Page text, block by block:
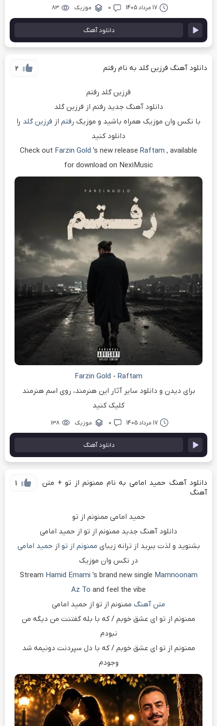
17 مرداد 1405 ۰ موزیک ۸۳
دانلود آهنگ
2 دانلود آهنگ فرزین گلد به نام رفتم
فرزین گلد رفتم
دانلود آهنگ جدید رفتم از فرزین گلد
با نکس وان موزیک همراه باشید و موزیک رفتم از فرزین گلد را
دانلود کنید
Check out Farzin Gold ’s new release Raftam , available
for download on Nex1Music
Farzin Gold - Raftam
برای دیدن و دانلود سایر آثار این هنرمند، روی اسم هنرمند
کلیک کنید
17 مرداد 1405 ۰ موزیک ۱۳۸
دانلود آهنگ
1
دانلود آهنگ حمید امامی به نام ممنونم از تو + متن
آهنگ
حمید امامی ممنونم از تو
دانلود آهنگ جدید ممنونم از تو از حمید امامی
بشنوید و لذت ببرید از ترانه زیبای ممنونم از تو از حمید امامی
در نکس وان موزیک
Stream Hamid Emami ’s brand new single Mamnoonam
Az To and feel the vibe
متن آهنگ ممنونم از تو از حمید امامی
ممنونم از تو ای عشق خوبم / که با بله گفتنت من دیگه من
نبودم
ممنونم از تو ای عشق خوبم / که با دل سپردنت دونیمه شد
وجودم